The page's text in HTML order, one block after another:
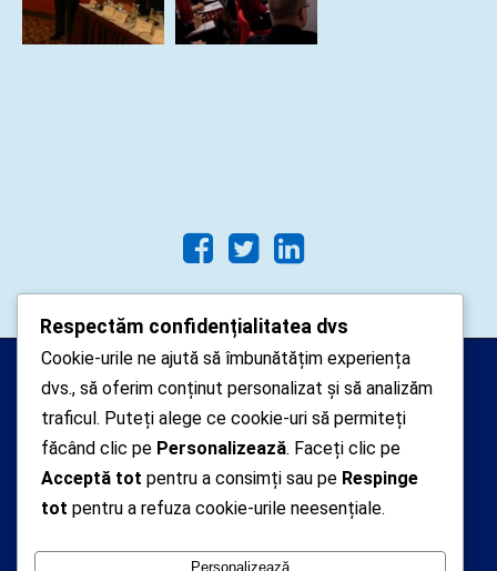
Arhipelago Interactive © 2010-
2024. Toate drepturile rezervate.
Datele cu caracter personal
colectate pe acest site sunt administrate de un
operator
Respectăm confidențialitatea dvs
Cookie-urile ne ajută să îmbunătățim experiența
dvs., să oferim conținut personalizat și să analizăm
traficul. Puteți alege ce cookie-uri să permiteți
făcând clic pe Personalizează. Faceți clic pe
Acceptă tot pentru a consimți sau pe Respinge
tot pentru a refuza cookie-urile neesențiale.
Personalizează